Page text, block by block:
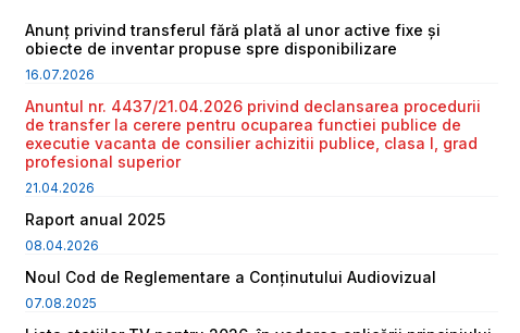
Anunț privind transferul fără plată al unor active fixe și
obiecte de inventar propuse spre disponibilizare
16.07.2026
Anuntul nr. 4437/21.04.2026 privind declansarea procedurii
de transfer la cerere pentru ocuparea functiei publice de
executie vacanta de consilier achizitii publice, clasa I, grad
profesional superior
21.04.2026
Raport anual 2025
08.04.2026
Noul Cod de Reglementare a Conținutului Audiovizual
07.08.2025